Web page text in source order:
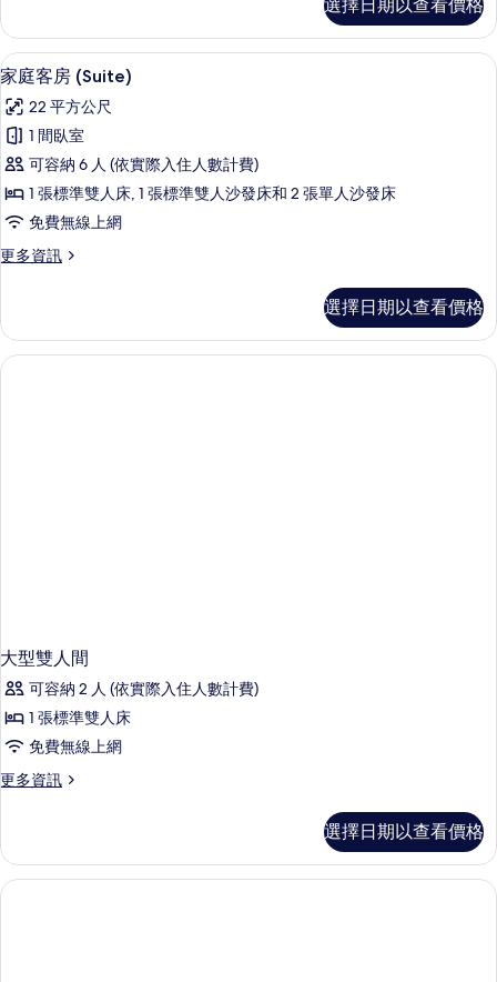
雙
床
間
的
詳
情
選擇日期以查看價格
顯
示
家
庭
客
房
(Suite)
的
有
相
家庭客房 (Suite) | 客房內保險箱、書
5
家庭客房 (Suite)
22 平方公尺
1 間臥室
可容納 6 人 (依實際入住人數計費)
1 張標準雙人床, 1 張標準雙人沙發床和 2 張單人沙發床
免費無線上網
更多資訊
更
客
房
(Suite)
選擇日期以查看價格
大型雙人間
可容納 2 人 (依實際入住人數計費)
1 張標準雙人床
免費無線上網
更多資訊
更
雙
人
間
選擇日期以查看價格